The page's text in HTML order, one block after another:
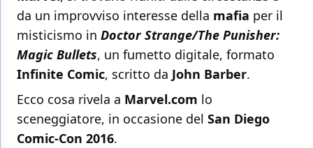
da un improvviso interesse della mafia per il
misticismo in Doctor Strange/The Punisher:
Magic Bullets, un fumetto digitale, formato
Infinite Comic, scritto da John Barber.
Ecco cosa rivela a Marvel.com lo
sceneggiatore, in occasione del San Diego
Comic-Con 2016.